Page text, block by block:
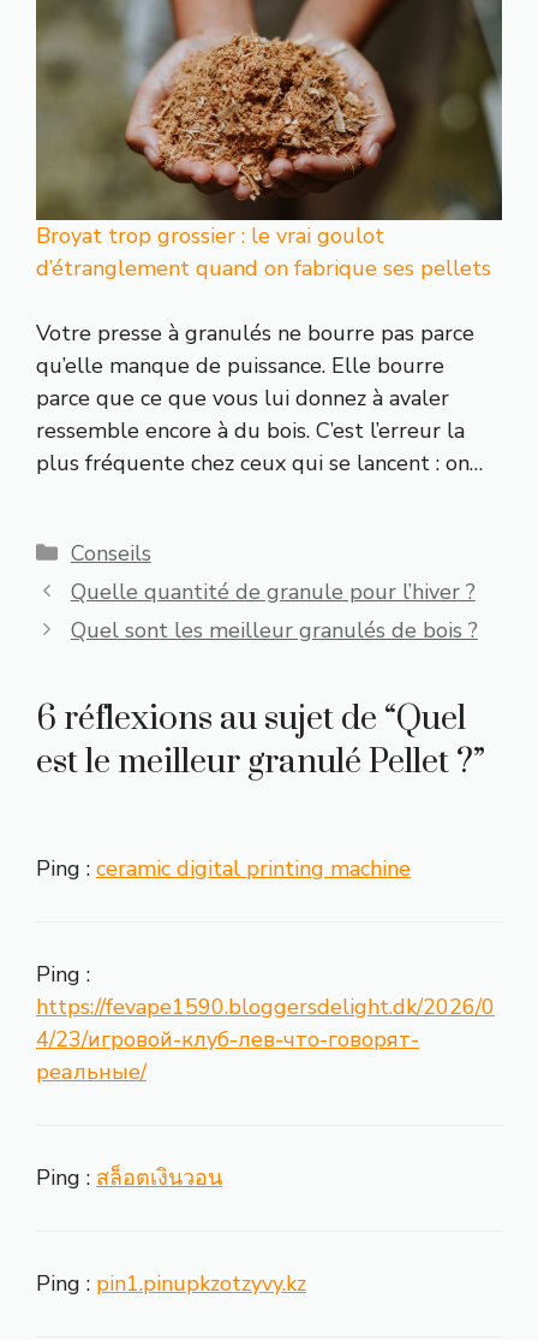
Broyat trop grossier : le vrai goulot
d’étranglement quand on fabrique ses pellets
Votre presse à granulés ne bourre pas parce
qu’elle manque de puissance. Elle bourre
parce que ce que vous lui donnez à avaler
ressemble encore à du bois. C’est l’erreur la
plus fréquente chez ceux qui se lancent : on…
Catégories
Conseils
Quelle quantité de granule pour l’hiver ?
Quel sont les meilleur granulés de bois ?
6 réflexions au sujet de “Quel
est le meilleur granulé Pellet ?”
Ping : ceramic digital printing machine
Ping :
https://fevape1590.bloggersdelight.dk/2026/0
4/23/игровой-клуб-лев-что-говорят-
реальные/
Ping : สล็อตเงินวอน
Ping : pin1.pinupkzotzyvy.kz